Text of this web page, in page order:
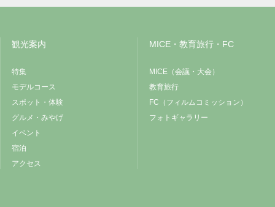
観光案内
特集
モデルコース
スポット・体験
グルメ・みやげ
イベント
宿泊
アクセス
MICE・教育旅行・FC
MICE（会議・大会）
教育旅行
FC（フィルムコミッション）
フォトギャラリー